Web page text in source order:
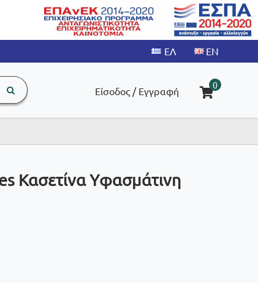
search
input
Είσοδος / Εγγραφή
0
Κασετίνα Υφασμάτινη